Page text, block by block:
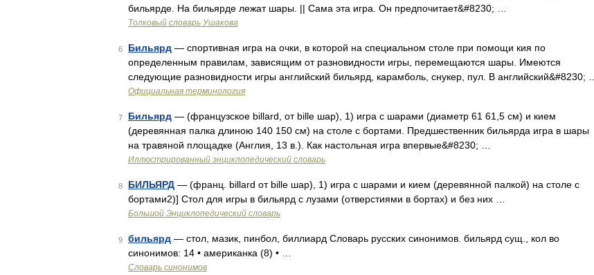
бильярде. На бильярде лежат шары. || Сама эта игра. Он предпочитает&#8230; …
Толковый словарь Ушакова
6 Бильярд — спортивная игра на очки, в которой на специальном столе при помощи кия по
определенным правилам, зависящим от разновидности игры, перемещаются шары. Имеются
следующие разновидности игры английский бильярд, карамболь, снукер, пул. В английский&#8230; …
Официальная терминология
7 Бильярд — (французское billard, от bille шар), 1) игра с шарами (диаметр 61 61,5 см) и кием
(деревянная палка длиною 140 150 см) на столе с бортами. Предшественник бильярда игра в шары
на травяной площадке (Англия, 13 в.). Как настольная игра впервые&#8230; …
Иллюстрированный энциклопедический словарь
8 БИЛЬЯРД — (франц. billard от bille шар), 1) игра с шарами и кием (деревянной палкой) на столе с
бортами2)] Стол для игры в бильярд с лузами (отверстиями в бортах) и без них …
Большой Энциклопедический словарь
9 бильярд — стол, мазик, пинбол, биллиард Словарь русских синонимов. бильярд сущ., кол во
синонимов: 14 • американка (8) • …
Словарь синонимов